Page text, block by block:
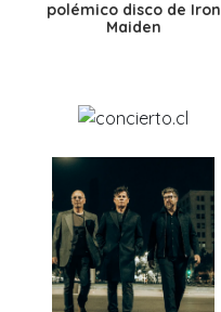
polémico disco de Iron
Maiden